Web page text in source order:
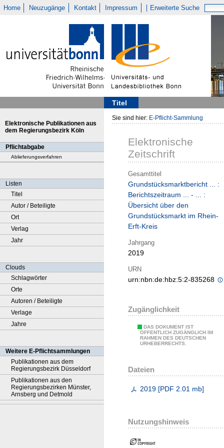
Home Neuzugänge Kontakt Impressum Erweiterte Suche
Titel
Elektronische Publikationen aus
dem Regierungsbezirk Köln
Pflichtabgabe
Ablieferungsverfahren
Listen
Titel
Autor / Beteiligte
Ort
Verlag
Jahr
Clouds
Schlagwörter
Orte
Autoren / Beteiligte
Verlage
Jahre
Weitere E-Pflichtsammlungen
Publikationen aus dem
Regierungsbezirk Düsseldorf
Publikationen aus den
Regierungsbezirken Münster,
Arnsberg und Detmold
Sie sind hier: E-Pflicht-Sammlung
Elektronische
Zeitschrift
Gesamttitel
Grundstücksmarktbericht ... :
Berichtszeitraum ... - ... :
Übersicht über den
Grundstücksmarkt im Rhein-
Erft-Kreis
Jahrgang
2019
URN
urn:nbn:de:hbz:5:2-835268
Zugänglichkeit
DAS DOKUMENT IST
ÖFFENTLICH ZUGÄNGLICH IM
RAHMEN DES DEUTSCHEN
URHEBERRECHTS.
Dateien
2019 [PDF 2.01 mb]
Nutzungshinweis